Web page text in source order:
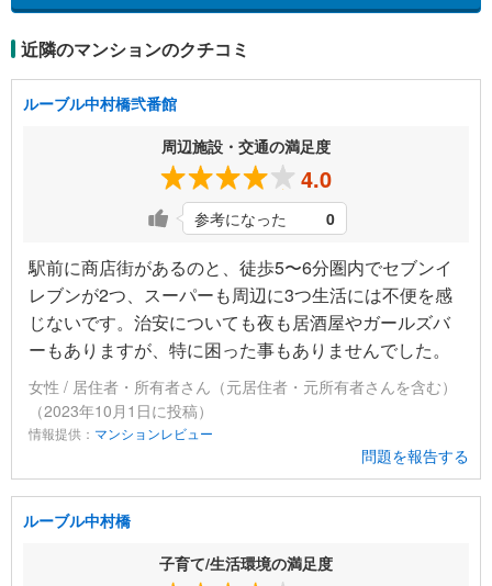
近隣のマンションのクチコミ
ルーブル中村橋弐番館
周辺施設・交通の満足度
4.0
参考になった 0
駅前に商店街があるのと、徒歩5〜6分圏内でセブンイ
レブンが2つ、スーパーも周辺に3つ生活には不便を感
じないです。治安についても夜も居酒屋やガールズバ
ーもありますが、特に困った事もありませんでした。
女性 / 居住者・所有者さん（元居住者・元所有者さんを含む）
（2023年10月1日に投稿）
情報提供： マンションレビュー
問題を報告する
ルーブル中村橋
子育て/生活環境の満足度